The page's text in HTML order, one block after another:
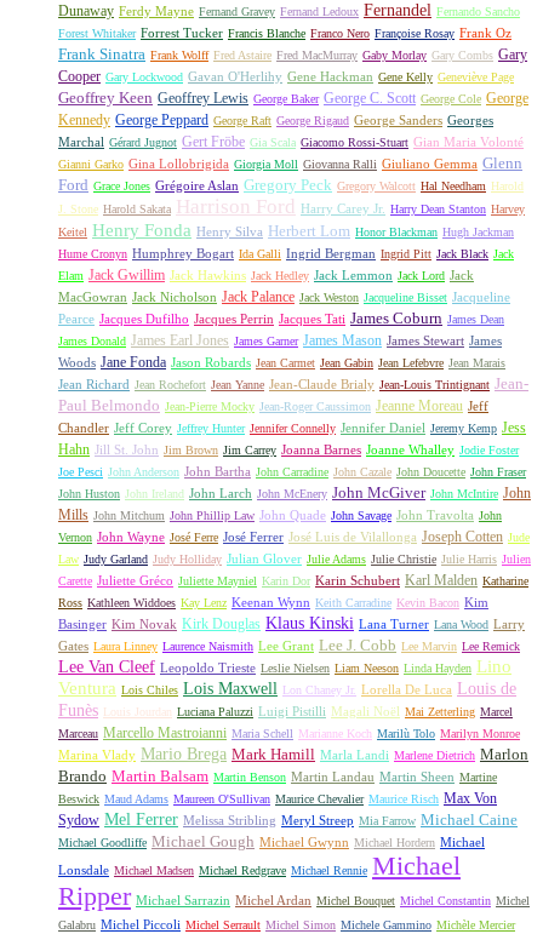
Dunaway Ferdy Mayne Fernand Gravey Fernand Ledoux Fernandel Fernando Sancho
Forest Whitaker Forrest Tucker Francis Blanche Franco Nero Françoise Rosay Frank Oz
Frank Sinatra Frank Wolff Fred Astaire Fred MacMurray Gaby Morlay Gary Combs Gary
Cooper Gary Lockwood Gavan O'Herlihy Gene Hackman Gene Kelly Geneviève Page
Geoffrey Keen Geoffrey Lewis George Baker George C. Scott George Cole George
Kennedy George Peppard George Raft George Rigaud George Sanders Georges
Marchal Gérard Jugnot Gert Fröbe Gia Scala Giacomo Rossi-Stuart Gian Maria Volonté
Gianni Garko Gina Lollobrigida Giorgia Moll Giovanna Ralli Giuliano Gemma Glenn
Ford Grace Jones Grégoire Aslan Gregory Peck Gregory Walcott Hal Needham Harold
J. Stone Harold Sakata Harrison Ford Harry Carey Jr. Harry Dean Stanton Harvey
Keitel Henry Fonda Henry Silva Herbert Lom Honor Blackman Hugh Jackman
Hume Cronyn Humphrey Bogart Ida Galli Ingrid Bergman Ingrid Pitt Jack Black Jack
Elam Jack Gwillim Jack Hawkins Jack Hedley Jack Lemmon Jack Lord Jack
MacGowran Jack Nicholson Jack Palance Jack Weston Jacqueline Bisset Jacqueline
Pearce Jacques Dufilho Jacques Perrin Jacques Tati James Coburn James Dean
James Donald James Earl Jones James Garner James Mason James Stewart James
Woods Jane Fonda Jason Robards Jean Carmet Jean Gabin Jean Lefebvre Jean Marais
Jean Richard Jean Rochefort Jean Yanne Jean-Claude Brialy Jean-Louis Trintignant Jean-
Paul Belmondo Jean-Pierre Mocky Jean-Roger Caussimon Jeanne Moreau Jeff
Chandler Jeff Corey Jeffrey Hunter Jennifer Connelly Jennifer Daniel Jeremy Kemp Jess
Hahn Jill St. John Jim Brown Jim Carrey Joanna Barnes Joanne Whalley Jodie Foster
Joe Pesci John Anderson John Bartha John Carradine John Cazale John Doucette John Fraser
John Huston John Ireland John Larch John McEnery John McGiver John McIntire John
Mills John Mitchum John Phillip Law John Quade John Savage John Travolta John
Vernon John Wayne José Ferre José Ferrer José Luis de Vilallonga Joseph Cotten Jude
Law Judy Garland Judy Holliday Julian Glover Julie Adams Julie Christie Julie Harris Julien
Carette Juliette Gréco Juliette Mayniel Karin Dor Karin Schubert Karl Malden Katharine
Ross Kathleen Widdoes Kay Lenz Keenan Wynn Keith Carradine Kevin Bacon Kim
Basinger Kim Novak Kirk Douglas Klaus Kinski Lana Turner Lana Wood Larry
Gates Laura Linney Laurence Naismith Lee Grant Lee J. Cobb Lee Marvin Lee Remick
Lee Van Cleef Leopoldo Trieste Leslie Nielsen Liam Neeson Linda Hayden Lino
Ventura Lois Chiles Lois Maxwell Lon Chaney Jr. Lorella De Luca Louis de
Funès Louis Jourdan Luciana Paluzzi Luigi Pistilli Magali Noël Mai Zetterling Marcel
Marceau Marcello Mastroianni Maria Schell Marianne Koch Marilù Tolo Marilyn Monroe
Marina Vlady Mario Brega Mark Hamill Marla Landi Marlene Dietrich Marlon
Brando Martin Balsam Martin Benson Martin Landau Martin Sheen Martine
Beswick Maud Adams Maureen O'Sullivan Maurice Chevalier Maurice Risch Max Von
Sydow Mel Ferrer Melissa Stribling Meryl Streep Mia Farrow Michael Caine
Michael Goodliffe Michael Gough Michael Gwynn Michael Hordern Michael
Lonsdale Michael Madsen Michael Redgrave Michael Rennie Michael
Ripper Michael Sarrazin Michel Ardan Michel Bouquet Michel Constantin Michel
Galabru Michel Piccoli Michel Serrault Michel Simon Michele Gammino Michèle Mercier